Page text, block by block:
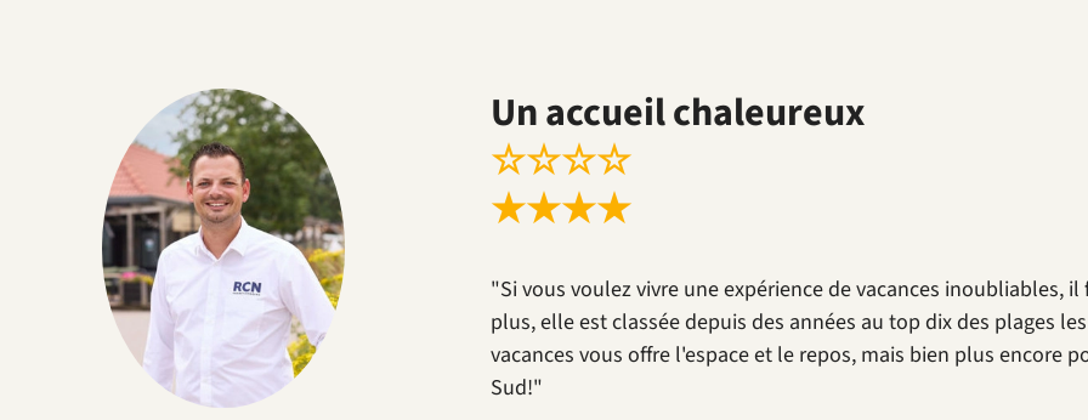
Un accueil chaleureux
☆☆☆☆
★★★★
"Si vous voulez vivre une expérience de vacances inoubliables,
plus, elle est classée depuis des années au top dix des plages
vacances vous offre l'espace et le repos, mais bien plus encore
Sud!"